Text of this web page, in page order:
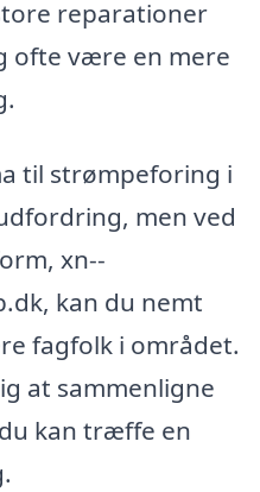
reparationer
ofte være en mere
til strømpeforing i
men ved
xn--
kan du nemt
fagfolk i området.
at sammenligne
kan træffe en